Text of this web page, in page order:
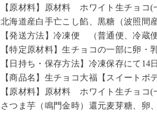
【原材料】原材料 ホワイト生チョコ(
北海道産白手亡こし餡、黒糖（波照間
【発送方法】冷凍便 （普通便、冷蔵
【特定原材料】生チョコの一部に卵・
【日持ち・保存方法】冷凍保存にて
【商品名】生チョコ大福【スイートポテ
【原材料】原材料 ホワイト生チョコ(
さつま芋（鳴門金時）還元麦芽糖、卵